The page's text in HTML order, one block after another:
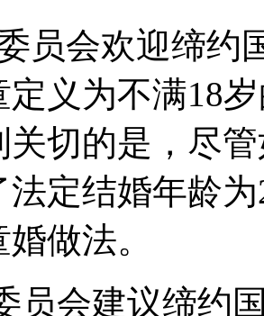
员会欢迎缔约
定义为不满18
关切的是，尽
法定结婚年龄
做法。
员会建议缔约